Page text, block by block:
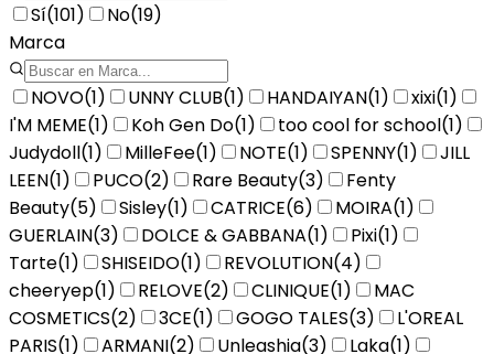
Sí(101) No(19)
Marca
NOVO(1) UNNY CLUB(1) HANDAIYAN(1) xixi(1)
I'M MEME(1) Koh Gen Do(1) too cool for school(1)
Judydoll(1) MilleFee(1) NOTE(1) SPENNY(1)
JILL
LEEN(1) PUCO(2) Rare Beauty(3)
Fenty
Beauty(5) Sisley(1) CATRICE(6) MOIRA(1)
GUERLAIN(3) DOLCE & GABBANA(1) Pixi(1)
Tarte(1) SHISEIDO(1) REVOLUTION(4)
cheeryep(1) RELOVE(2) CLINIQUE(1)
MAC
COSMETICS(2) 3CE(1) GOGO TALES(3)
L'OREAL
PARIS(1) ARMANI(2) Unleashia(3) Laka(1)